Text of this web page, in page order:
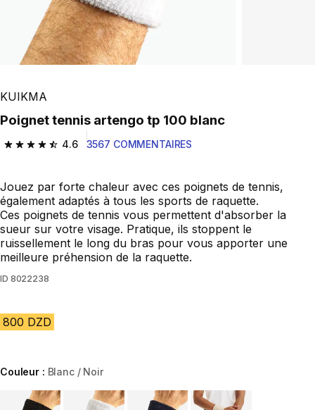
KUIKMA
Poignet tennis artengo tp 100 blanc
4.6
4.6 out of 5 stars from 3567 reviews
3567 COMMENTAIRES
Jouez par forte chaleur avec ces poignets de tennis,
également adaptés à tous les sports de raquette.
Ces poignets de tennis vous permettent d'absorber la
sueur sur votre visage. Pratique, ils stoppent le
ruissellement le long du bras pour vous apporter une
meilleure préhension de la raquette.
ID 8022238
800 DZD
Couleur : Blanc / Noir
Choose a variant